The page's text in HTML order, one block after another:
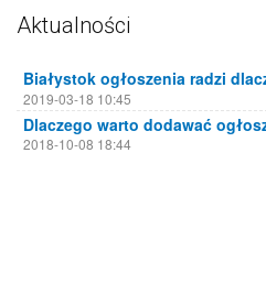
Aktualności
2019-03-18 10:45
Dlaczego warto dodawać
2018-10-08 18:44